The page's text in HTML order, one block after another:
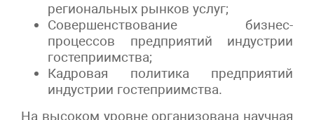
региональных рынков услуг;
Совершенствование бизнес-
процессов предприятий индустрии
гостеприимства;
Кадровая политика предприятий
индустрии гостеприимства.
На высоком уровне организована научная